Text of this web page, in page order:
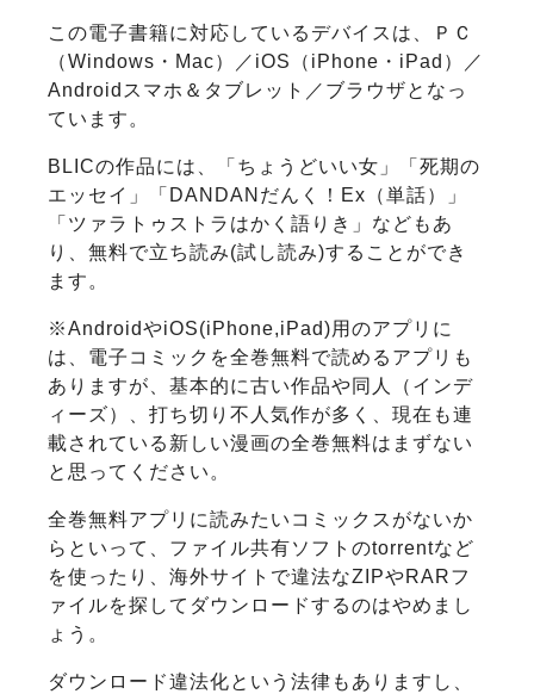
この電子書籍に対応しているデバイスは、ＰＣ
（Windows・Mac）／iOS（iPhone・iPad）／
Androidスマホ＆タブレット／ブラウザとなっ
ています。
BLICの作品には、「ちょうどいい女」「死期の
エッセイ」「DANDANだんく！Ex（単話）」
「ツァラトゥストラはかく語りき」などもあ
り、無料で立ち読み(試し読み)することができ
ます。
※AndroidやiOS(iPhone,iPad)用のアプリに
は、電子コミックを全巻無料で読めるアプリも
ありますが、基本的に古い作品や同人（インデ
ィーズ）、打ち切り不人気作が多く、現在も連
載されている新しい漫画の全巻無料はまずない
と思ってください。
全巻無料アプリに読みたいコミックスがないか
らといって、ファイル共有ソフトのtorrentなど
を使ったり、海外サイトで違法なZIPやRARフ
ァイルを探してダウンロードするのはやめまし
ょう。
ダウンロード違法化という法律もありますし、